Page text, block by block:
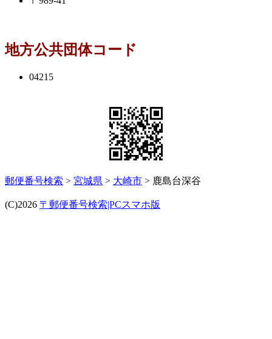
地方公共団体コード
04215
郵便番号検索 > 宮城県 > 大崎市 > 鹿島台深谷
(C)2026 〒郵便番号検索|PCスマホ版